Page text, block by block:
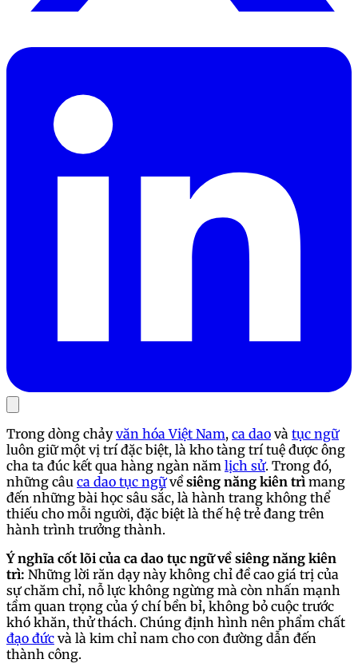
Trong dòng chảyvăn hóa Việt Nam, ca dao và tục ngữ
luôn giữ một vị trí đặc biệt, là kho tàng trí tuệ được ông
cha ta đúc kết qua hàng ngàn năm lịch sử. Trong đó,
những câu ca dao tục ngữvềsiêng năng kiên trì mang
đến những bài học sâu sắc, là hành trang không thể
thiếu cho mỗi người, đặc biệt là thế hệ trẻ đang trên
hành trình trưởng thành.
Ý nghĩa cốt lõi của ca dao tục ngữ về siêng năng kiên
trì: Những lời răn dạy này không chỉ đề cao giá trị của
sự chăm chỉ, nỗ lực không ngừng mà còn nhấn mạnh
tầm quan trọng của ý chí bền bỉ, không bỏ cuộc trước
khó khăn, thử thách. Chúng định hình nên phẩm chất
đạo đức và là kim chỉ nam cho con đường dẫn đến
thành công.